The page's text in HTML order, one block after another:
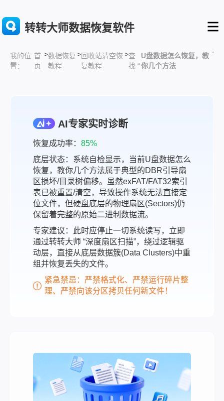
转转大师数据恢复软件
我的位
置：
首
页
>数据恢复
教程
>回收站清空恢
复教程
>查
找 “
U盘数据怎么恢复，教
你几个方法
”
AI专家实时诊断
恢复成功率： 85%
底层状态：系统自检显示，当前U盘数据怎么
恢复，教你几个方法属于典型的DBR引导扇
区损坏/目录树偏移。虽然exFAT/FAT32索引
表已被重置/清空，导致操作系统无法直接定
位文件，但硬盘底层的物理扇区(Sectors)仍
保留着完整的原始二进制数据流。
专家建议：此时应停止一切系统读写，立即
通过转转大师 “深度扇区扫描”，绕过逻辑驱
动层，直接从底层数据簇(Data Clusters)中重
组并恢复丢失的文件。
紧急禁忌：严禁格式化、严禁运行碎片整
理、严禁向该分区拷贝任何新文件！